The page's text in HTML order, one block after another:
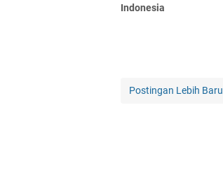
Indonesia
Postingan Lebih Baru